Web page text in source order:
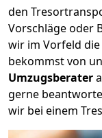
den
Vorschläge oder
wir im Vorfeld
bekommst von
Umzugsberater
gerne
wir bei einem